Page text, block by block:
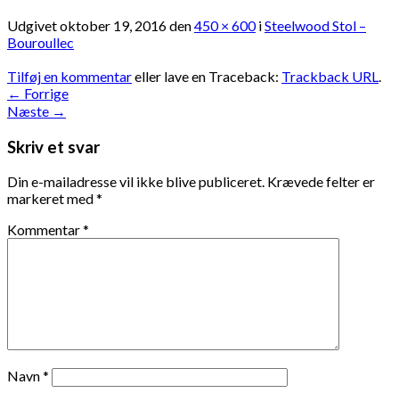
Udgivetoktober 19, 2016den450 × 600iSteelwood Stol –
Bouroullec
Tilføj en kommentareller lave en Traceback: Trackback URL.
← Forrige
Næste →
Skriv et svar
Din e-mailadresse vil ikke blive publiceret. Krævede felter er
markeret med*
Kommentar*
Navn*